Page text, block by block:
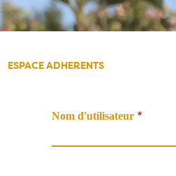
ESPACE ADHERENTS
Nom d'utilisateur